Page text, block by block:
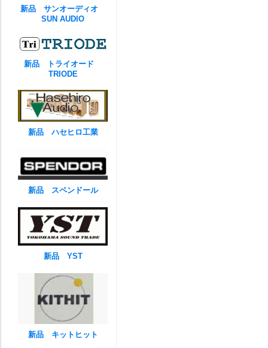
新品 サンオーディオ
SUN AUDIO
新品 トライオード
TRIODE
新品 ハセヒロ工業
新品 スペンドール
新品 YST
新品 キットヒット